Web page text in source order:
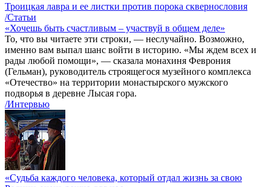
Троицкая лавра и ее листки против порока сквернословия
/Статьи
«Хочешь быть счастливым – участвуй в общем деле»
То, что вы читаете эти строки, — неслучайно. Возможно,
именно вам выпал шанс войти в историю. «Мы ждем всех и
рады любой помощи», — сказала монахиня Феврония
(Гельман), руководитель строящегося музейного комплекса
«Отечество» на территории монастырского мужского
подворья в деревне Лысая гора.
/Интервью
«Судьба каждого человека, который отдал жизнь за свою